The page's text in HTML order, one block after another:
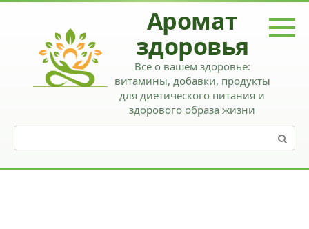
Перейти
Аромат
здоровья
Все о вашем здоровье:
витамины, добавки, продукты
для диетического питания и
здорового образа жизни
Поиск: